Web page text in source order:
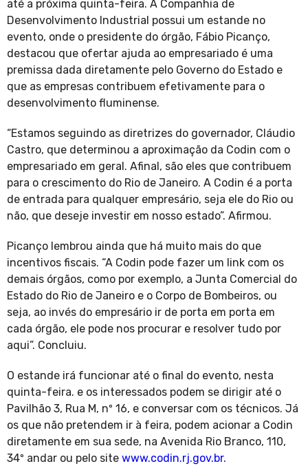
até a próxima quinta-feira. A Companhia de
Desenvolvimento Industrial possui um estande no
evento, onde o presidente do órgão, Fábio Picanço,
destacou que ofertar ajuda ao empresariado é uma
premissa dada diretamente pelo Governo do Estado e
que as empresas contribuem efetivamente para o
desenvolvimento fluminense.
“Estamos seguindo as diretrizes do governador, Cláudio
Castro, que determinou a aproximação da Codin com o
empresariado em geral. Afinal, são eles que contribuem
para o crescimento do Rio de Janeiro. A Codin é a porta
de entrada para qualquer empresário, seja ele do Rio ou
não, que deseje investir em nosso estado”. Afirmou.
Picanço lembrou ainda que há muito mais do que
incentivos fiscais. “A Codin pode fazer um link com os
demais órgãos, como por exemplo, a Junta Comercial do
Estado do Rio de Janeiro e o Corpo de Bombeiros, ou
seja, ao invés do empresário ir de porta em porta em
cada órgão, ele pode nos procurar e resolver tudo por
aqui”. Concluiu.
O estande irá funcionar até o final do evento, nesta
quinta-feira. e os interessados podem se dirigir até o
Pavilhão 3, Rua M, nº 16, e conversar com os técnicos. Já
os que não pretendem ir à feira, podem acionar a Codin
diretamente em sua sede, na Avenida Rio Branco, 110,
34º andar ou pelo site www.codin.rj.gov.br.